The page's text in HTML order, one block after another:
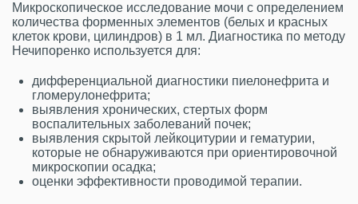
Микроскопическое исследование мочи с определением
количества форменных элементов (белых и красных
клеток крови, цилиндров) в 1 мл. Диагностика по методу
Нечипоренко используется для:
дифференциальной диагностики пиелонефрита и
гломерулонефрита;
выявления хронических, стертых форм
воспалительных заболеваний почек;
выявления скрытой лейкоцитурии и гематурии,
которые не обнаруживаются при ориентировочной
микроскопии осадка;
оценки эффективности проводимой терапии.